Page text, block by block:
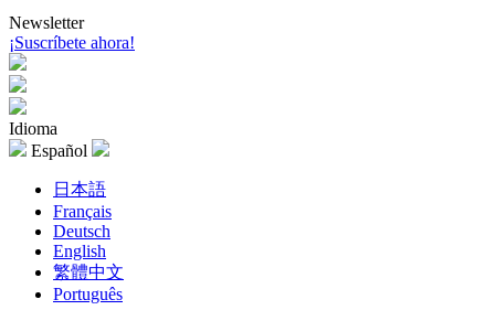
Newsletter
¡Suscríbete ahora!
Idioma
Español
日本語
Français
Deutsch
English
繁體中文
Português